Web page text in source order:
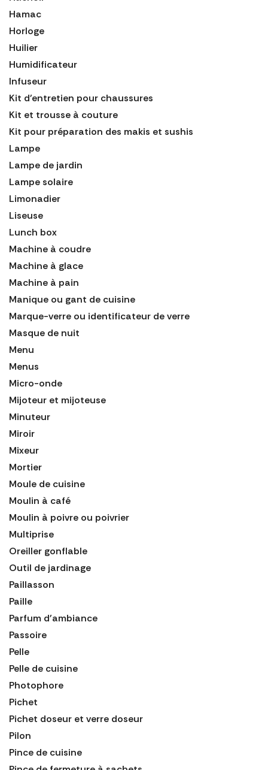
Hamac
Horloge
Huilier
Humidificateur
Infuseur
Kit d'entretien pour chaussures
Kit et trousse à couture
Kit pour préparation des makis et sushis
Lampe
Lampe de jardin
Lampe solaire
Limonadier
Liseuse
Lunch box
Machine à coudre
Machine à glace
Machine à pain
Manique ou gant de cuisine
Marque-verre ou identificateur de verre
Masque de nuit
Menu
Menus
Micro-onde
Mijoteur et mijoteuse
Minuteur
Miroir
Mixeur
Mortier
Moule de cuisine
Moulin à café
Moulin à poivre ou poivrier
Multiprise
Oreiller gonflable
Outil de jardinage
Paillasson
Paille
Parfum d'ambiance
Passoire
Pelle
Pelle de cuisine
Photophore
Pichet
Pichet doseur et verre doseur
Pilon
Pince de cuisine